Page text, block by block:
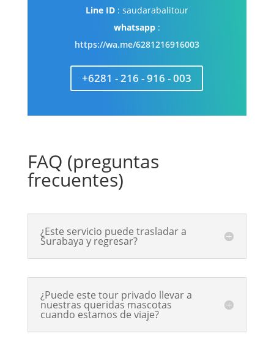
Line ID: saudarabalitour
whatsapp:
https://wa.me/6281216916003
+6281 - 216 - 916 - 003
FAQ (preguntas
frecuentes)
¿Este servicio puede trasladar a
Surabaya y regresar?
¿Puede este tour privado llevar a
nuestras queridas mascotas
cuando estamos de viaje?